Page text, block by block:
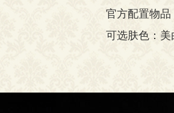
官方配置物品
可选肤色：